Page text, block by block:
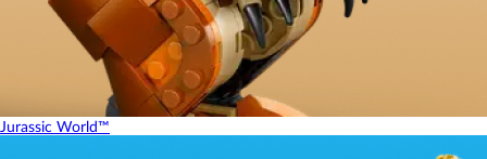
Jurassic World™